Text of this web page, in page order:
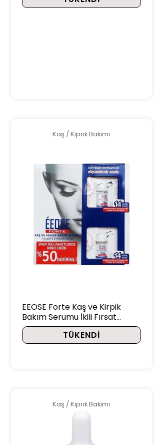
Kaş / Kiprik Bakımı
EEOSE Forte Kaş ve Kirpik
Bakım Serumu İkili Fırsat
Paketi 2X10 ml
TÜKENDI
Kaş / Kiprik Bakımı